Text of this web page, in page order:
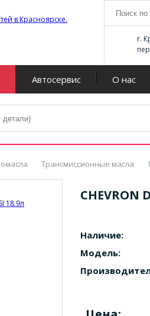
г.
Автосервис О нас
Трансмиссионные масла
CHEVRON
Наличие:
Модель: